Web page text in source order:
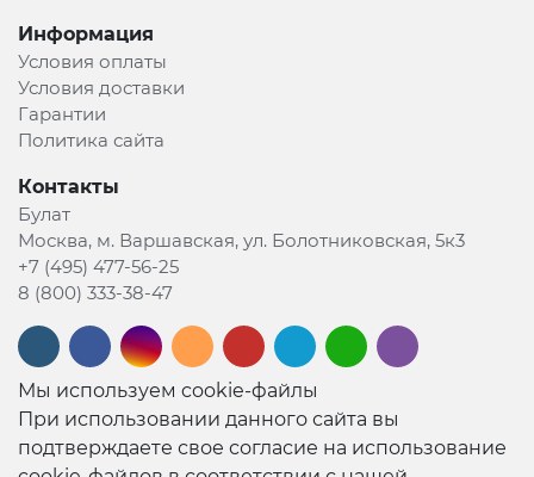
Информация
Условия оплаты
Условия доставки
Гарантии
Политика сайта
Контакты
Булат
Москва, м. Варшавская, ул. Болотниковская, 5к3
+7 (495) 477-56-25
8 (800) 333-38-47
Мы используем cookie-файлы
При использовании данного сайта вы
подтверждаете свое согласие на использование